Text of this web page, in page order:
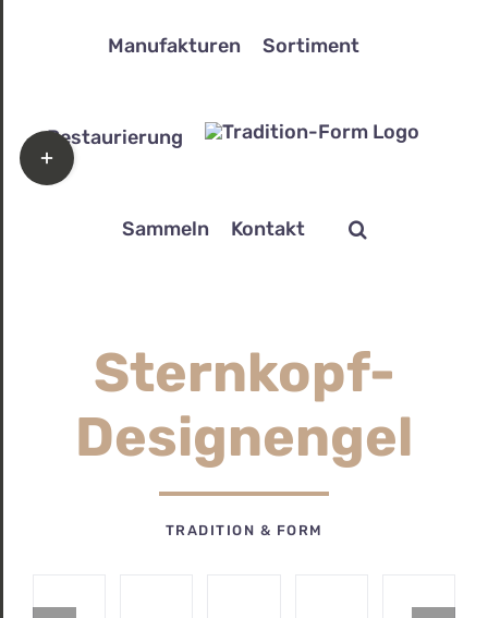
Manufakturen Sortiment
Restaurierung
Sammeln Kontakt
Sternkopf-
Designengel
TRADITION & FORM
Toggle
Sliding